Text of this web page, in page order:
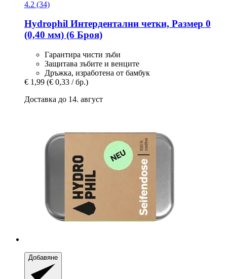
4.2 (34)
Hydrophil Интердентални четки, Размер 0
(0,40 мм) (6 Броя)
Гарантира чисти зъби
Защитава зъбите и венците
Дръжка, изработена от бамбук
€ 1,99 (€ 0,33 / бр.)
Доставка до 14. август
Добавяне